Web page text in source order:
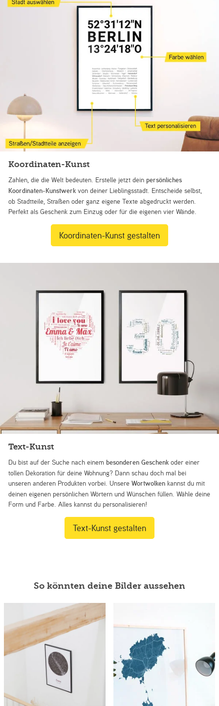
Koordinaten-Kunst
Zahlen, die die Welt bedeuten. Erstelle jetzt dein persönliches
Koordinaten-Kunstwerk von deiner Lieblingsstadt. Entscheide selbst,
ob Stadtteile, Straßen oder ganz eigene Texte abgedruckt werden.
Perfekt als Geschenk zum Einzug oder für die eigenen vier Wände.
Koordinaten-Kunst gestalten
Text-Kunst
Du bist auf der Suche nach einem besonderen Geschenk oder einer
tollen Dekoration für deine Wohnung? Dann schau doch mal bei
unseren anderen Produkten vorbei. UnsereWortwolken kannst du mit
deinen eigenen persönlichen Wörtern und Wünschen füllen. Wähle deine
Form und Farbe. Alles kannst du personalisieren!
Text-Kunst gestalten
So könnten deine Bilder aussehen